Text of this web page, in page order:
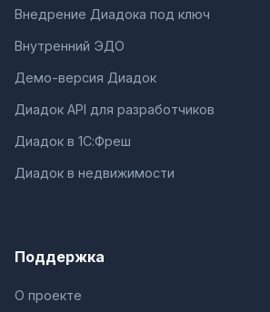
Внедрение Диадока под ключ
Внутренний ЭДО
Демо-версия Диадок
Диадок API для разработчиков
Диадок в 1С:Фреш
Диадок в недвижимости
Поддержка
О проекте